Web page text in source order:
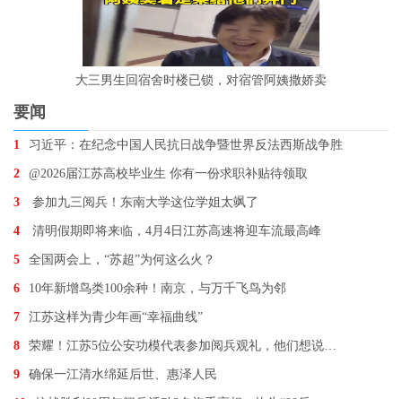
大三男生回宿舍时楼已锁，对宿管阿姨撒娇卖
要闻
1 习近平：在纪念中国人民抗日战争暨世界反法西斯战争胜
2 @2026届江苏高校毕业生 你有一份求职补贴待领取
3 参加九三阅兵！东南大学这位学姐太飒了
4 清明假期即将来临，4月4日江苏高速将迎车流最高峰
5 全国两会上，“苏超”为何这么火？
6 10年新增鸟类100余种！南京，与万千飞鸟为邻
7 江苏这样为青少年画“幸福曲线”
8 荣耀！江苏5位公安功模代表参加阅兵观礼，他们想说…
9 确保一江清水绵延后世、惠泽人民